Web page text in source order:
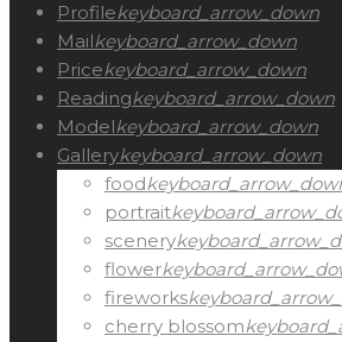
Profilekeyboard_arrow_down
Mailkeyboard_arrow_down
Pricekeyboard_arrow_down
Readingkeyboard_arrow_down
Modelkeyboard_arrow_down
Gallerykeyboard_arrow_down
food
portrait
scenery
flower
fireworks
cherry blossom